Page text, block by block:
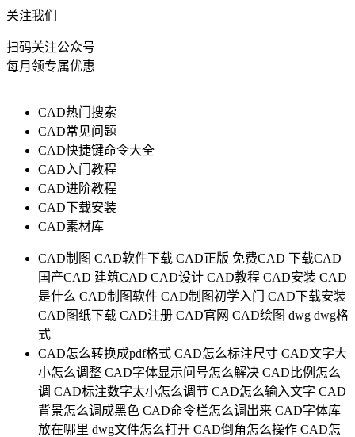
关注我们
扫码关注公众号
每月领专属优惠
CAD热门搜索
CAD常见问题
CAD快捷键命令大全
CAD入门教程
CAD进阶教程
CAD下载安装
CAD素材库
CAD制图 CAD软件下载 CAD正版 免费CAD 下载CAD
国产CAD 建筑CAD CAD设计 CAD教程 CAD安装 CAD
是什么 CAD制图软件 CAD制图初学入门
CAD下载安装
CAD图纸下载 CAD注册 CAD官网 CAD绘图 dwg dwg格
式
CAD怎么转换成pdf格式 CAD怎么标注尺寸 CAD文字大
小怎么调整 CAD字体显示问号怎么解决 CAD比例怎么
调 CAD标注数字太小怎么调节 CAD怎么输入文字 CAD
背景怎么调成黑色 CAD命令栏怎么调出来 CAD字体库
放在哪里 dwg文件怎么打开 CAD倒角怎么操作 CAD怎